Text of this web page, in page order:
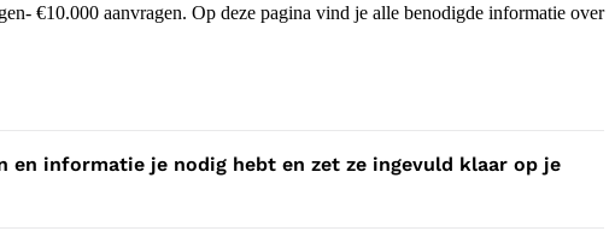
€10.000 aanvragen. Op deze pagina vind je alle benodigde informatie over
en informatie je nodig hebt en zet ze ingevuld klaar op je